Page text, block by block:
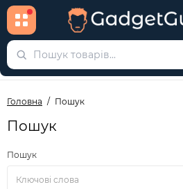
Головна Пошук
Пошук
Пошук